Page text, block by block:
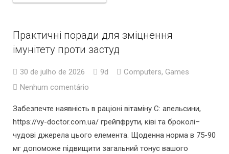
Практичні поради для зміцнення
імунітету проти застуд
30 de julho de 2026 9d
Computers, Games
Nenhum comentário
Забезпечте наявність в раціоні вітаміну C: апельсини,
https://vy-doctor.com.ua/ грейпфрути, ківі та броколі–
чудові джерела цього елемента. Щоденна норма в 75-90
мг допоможе підвищити загальний тонус вашого